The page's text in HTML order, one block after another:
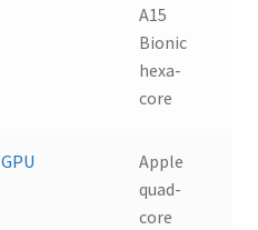
A15
Bionic
hexa-
core
GPU
Apple
quad-
core